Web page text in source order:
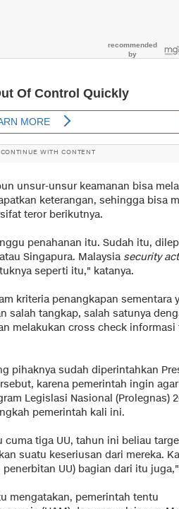
WITH CONTENT
unsur-unsur keamanan bisa
keterangan, sehingga bisa
teror berikutnya.
penahanan itu. Sudah itu,
Singapura. Malaysia security act
seperti itu," katanya.
kriteria penangkapan sementara
salah tangkap, salah satunya
melakukan cross check informasi
pihaknya sudah diperintahkan
karena pemerintah ingin
Legislasi Nasional (Prolegnas)
pemerintah kali ini.
cuma tiga UU, tahun ini beliau
suatu keseriusan dari mereka.
UU) bagian dari itu
mengatakan, pemerintah tentu